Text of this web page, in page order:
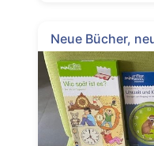
Neue Bücher,